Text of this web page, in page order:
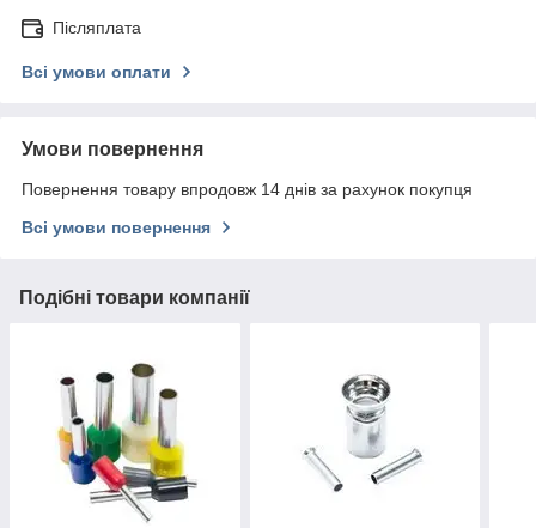
Післяплата
Всі умови оплати
Умови повернення
Повернення товару впродовж 14 днів за рахунок покупця
Всі умови повернення
Подібні товари компанії